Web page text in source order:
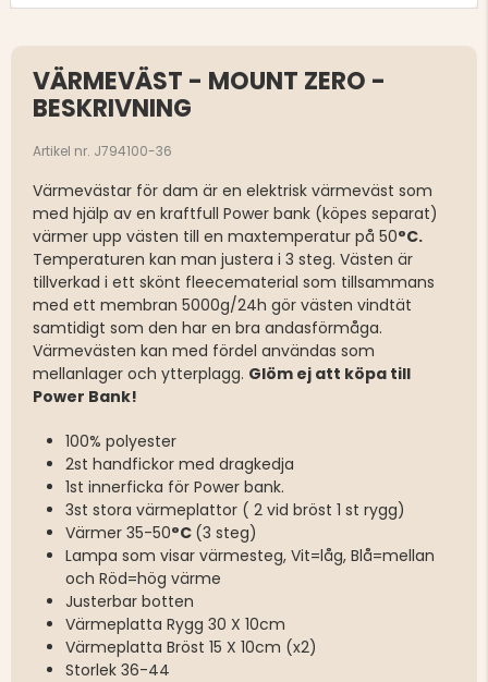
VÄRMEVÄST - MOUNT ZERO -
BESKRIVNING
Artikel nr. J794100-36
Värmevästar för dam är en elektrisk värmeväst som
med hjälp av en kraftfull Power bank (köpes separat)
värmer upp västen till en maxtemperatur på 50°C.
Temperaturen kan man justera i 3 steg. Västen är
tillverkad i ett skönt fleecematerial som tillsammans
med ett membran 5000g/24h gör västen vindtät
samtidigt som den har en bra andasförmåga.
Värmevästen kan med fördel användas som
mellanlager och ytterplagg. Glöm ej att köpa till
Power Bank!
100% polyester
2st handfickor med dragkedja
1st innerficka för Power bank.
3st stora värmeplattor ( 2 vid bröst 1 st rygg)
Värmer 35-50°C (3 steg)
Lampa som visar värmesteg, Vit=låg, Blå=mellan
och Röd=hög värme
Justerbar botten
Värmeplatta Rygg 30 X 10cm
Värmeplatta Bröst 15 X 10cm (x2)
Storlek 36-44